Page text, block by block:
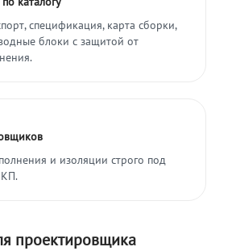
спецификация, карта сборки,
блоки с защитой от
и изоляции строго под
КП.
проектировщика